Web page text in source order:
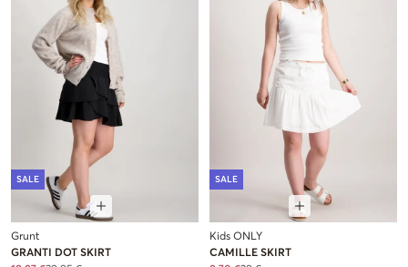
SALE
Grunt
GRANTI DOT SKIRT
SALE
Kids ONLY
CAMILLE SKIRT